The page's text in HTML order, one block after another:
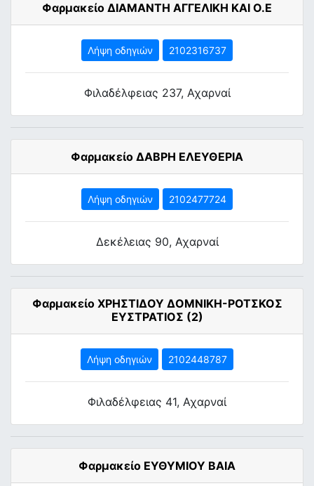
Φαρμακείο ΔΙΑΜΑΝΤΗ ΑΓΓΕΛΙΚΗ ΚΑΙ Ο.Ε
Λήψη οδηγιών 2102316737
Φιλαδέλφειας 237, Αχαρναί
Φαρμακείο ΔΑΒΡΗ ΕΛΕΥΘΕΡΙΑ
Λήψη οδηγιών 2102477724
Δεκέλειας 90, Αχαρναί
Φαρμακείο ΧΡΗΣΤΙΔΟΥ ΔΟΜΝΙΚΗ-ΡΟΤΣΚΟΣ
ΕΥΣΤΡΑΤΙΟΣ (2)
Λήψη οδηγιών 2102448787
Φιλαδέλφειας 41, Αχαρναί
Φαρμακείο ΕΥΘΥΜΙΟΥ ΒΑΙΑ